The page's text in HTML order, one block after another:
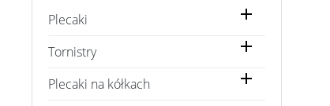
Plecaki 
Tornistry 
Plecaki na kółkach 